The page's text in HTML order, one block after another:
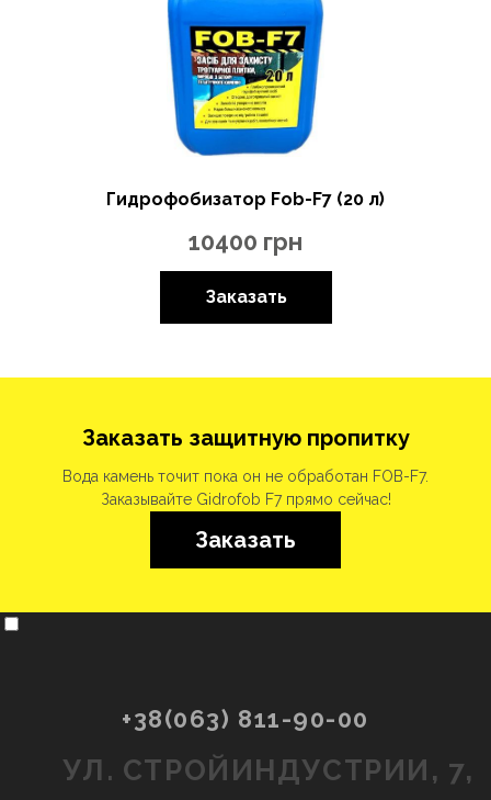
Гидрофобизатор Fob-F7 (20 л)
10400 грн
Заказать
Заказать защитную пропитку
Вода камень точит пока он не обработан FOB-F7.
Заказывайте Gidrofob F7 прямо сейчас!
Заказать
+38(063) 811-90-00
УЛ. СТРОЙИНДУСТРИИ, 7,